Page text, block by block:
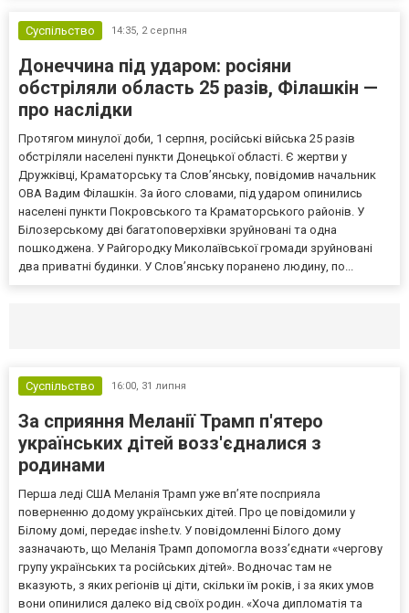
Суспільство 14:35, 2 серпня
Донеччина під ударом: росіяни
обстріляли область 25 разів, Філашкін —
про наслідки
Протягом минулої доби, 1 серпня, російські війська 25 разів
обстріляли населені пункти Донецької області. Є жертви у
Дружківці, Краматорську та Слов’янську, повідомив начальник
ОВА Вадим Філашкін. За його словами, під ударом опинились
населені пункти Покровського та Краматорського районів. У
Білозерському дві багатоповерхівки зруйновані та одна
пошкоджена. У Райгородку Миколаївської громади зруйновані
два приватні будинки. У Слов’янську поранено людину, по...
Суспільство 16:00, 31 липня
За сприяння Меланії Трамп п'ятеро
українських дітей возз'єдналися з
родинами
Перша леді США Меланія Трамп уже впʼяте посприяла
поверненню додому українських дітей. Про це повідомили у
Білому домі, передає inshe.tv. У повідомленні Білого дому
зазначають, що Меланія Трамп допомогла возз’єднати «чергову
групу українських та російських дітей». Водночас там не
вказують, з яких регіонів ці діти, скільки їм років, і за яких умов
вони опинилися далеко від своїх родин. «Хоча дипломатія та